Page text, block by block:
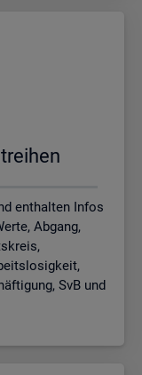
enthalten Infos
Abgang,
SvB und